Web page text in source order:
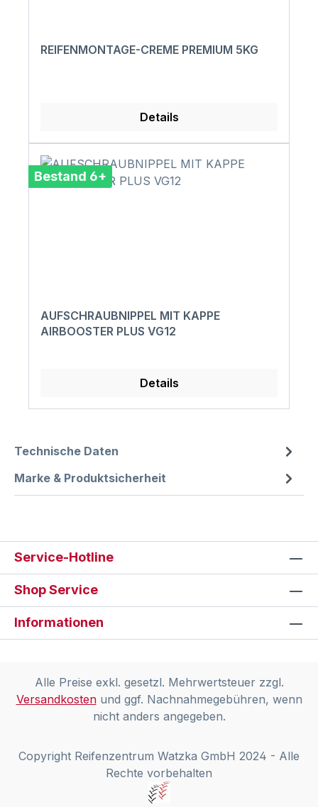
REIFENMONTAGE-CREME PREMIUM 5KG
Details
Bestand 6+
AUFSCHRAUBNIPPEL MIT KAPPE
AIRBOOSTER PLUS VG12
Details
Technische Daten
Marke & Produktsicherheit
Service-Hotline
Shop Service
Informationen
Alle Preise exkl. gesetzl. Mehrwertsteuer zzgl.
Versandkostenund ggf. Nachnahmegebühren, wenn
nicht anders angegeben.
Copyright Reifenzentrum Watzka GmbH 2024 - Alle
Rechte vorbehalten